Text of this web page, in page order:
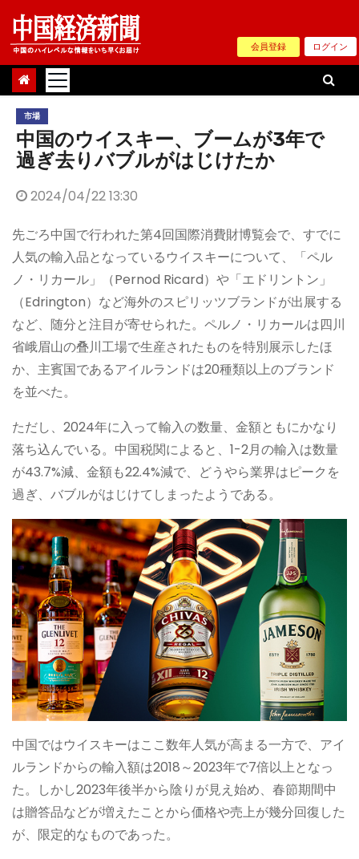
Skip
content
会員登録 ログイン
市場
中国のウイスキー、ブームが3年で
過ぎ去りバブルがはじけたか
2024/04/22 13:30
先ごろ中国で行われた第4回国際消費財博覧会で、すでに
人気の輸入品となっているウイスキーについて、「ペル
ノ・リカール」（Pernod Ricard）や「エドリントン」
（Edrington）など海外のスピリッツブランドが出展する
など、随分と注目が寄せられた。ペルノ・リカールは四川
省峨眉山の叠川工場で生産されたものを特別展示したほ
か、主賓国であるアイルランドは20種類以上のブランド
を並べた。
ただし、2024年に入って輸入の数量、金額ともにかなり
落ち込んでいる。中国税関によると、1-2月の輸入は数量
が43.7%減、金額も22.4%減で、どうやら業界はピークを
過ぎ、バブルがはじけてしまったようである。
中国ではウイスキーはここ数年人気が高まる一方で、アイ
ルランドからの輸入額は2018～2023年で7倍以上となっ
た。しかし2023年後半から陰りが見え始め、春節期間中
は贈答品などが増えたことから価格や売上が幾分回復した
が、限定的なものであった。